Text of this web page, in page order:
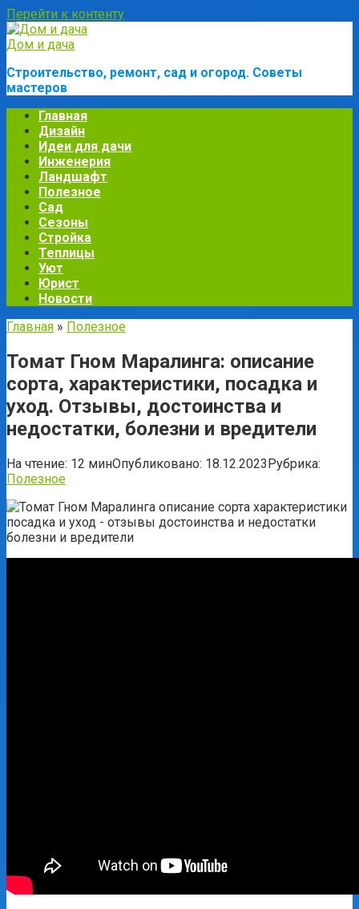
Перейти к контенту
Дом и дача
Строительство, ремонт, сад и огород. Советы
мастеров
Главная
Дизайн
Идеи для дачи
Инженерия
Ландшафт
Полезное
Сад
Сезоны
Стройка
Теплицы
Уют
Юрист
Новости
Главная » Полезное
Томат Гном Маралинга: описание
сорта, характеристики, посадка и
уход. Отзывы, достоинства и
недостатки, болезни и вредители
На чтение: 12 минОпубликовано: 18.12.2023Рубрика:
Полезное